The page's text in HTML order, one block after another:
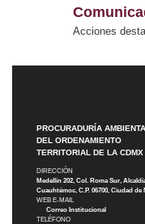
Acciones
PROCURADURÍA
DEL ORDENAMIENTO
TERRITORIAL DE LA CDMX
DIRECCIÓN
Medellín 202, Col. Roma Sur,
Cuauhtémoc, C.P. 06700, Ciudad de
WEB E-MAIL
Correo Institucional
TELÉFONO